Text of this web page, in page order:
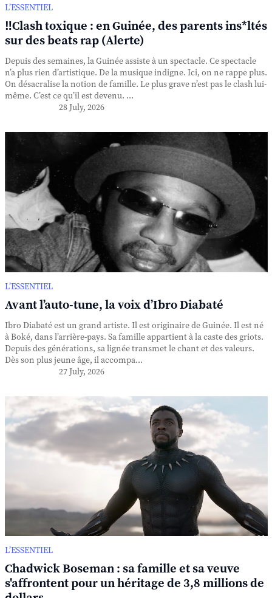
L’ESSENTIEL
‼️Clash toxique : en Guinée, des parents ins*ltés
sur des beats rap (Alerte)
Depuis des semaines, la Guinée assiste à un spectacle. Ce spectacle
n’a plus rien d’artistique. De la musique indigne. Ici, on ne rappe plus.
On désacralise la notion de famille. Le plus grave n’est pas le clash lui-
même. C’est ce qu’il est devenu. ...
28 July, 2026
L’ESSENTIEL
Avant l’auto-tune, la voix d’Ibro Diabaté
Ibro Diabaté est un grand artiste. Il est originaire de Guinée. Il est né
à Boké, dans l’arrière-pays. Sa famille appartient à la caste des griots.
Depuis des générations, sa lignée transmet le chant et des valeurs.
Dès son plus jeune âge, il accompa...
27 July, 2026
L’ESSENTIEL
Chadwick Boseman : sa famille et sa veuve
s'affrontent pour un héritage de 3,8 millions de